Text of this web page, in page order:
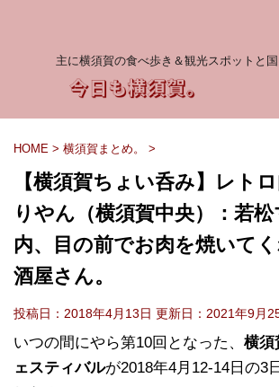
主に横須賀の食べ歩き＆観光スポットと国
HOME > 横須賀まとめ。 >
【横須賀ちょい呑み】レト
りやん（横須賀中央）：若
内、目の前でお肉を焼いて
酒屋さん。
投稿日：2018年4月13日 更新日： 2021年9月
いつの間にやら第10回となった、 横須
ェスティバルが2018年4月12-14日の3